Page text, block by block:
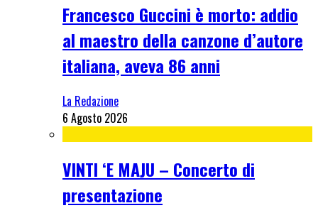
Francesco Guccini è morto: addio
al maestro della canzone d’autore
italiana, aveva 86 anni
La Redazione
6 Agosto 2026
VINTI ‘E MAJU – Concerto di
presentazione